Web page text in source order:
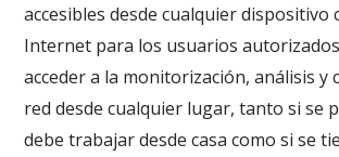
accesibles desde cualquier dispositivo
Internet para los usuarios
acceder a la monitorización, análisis y
red desde cualquier lugar, tanto si se
debe trabajar desde casa como si se